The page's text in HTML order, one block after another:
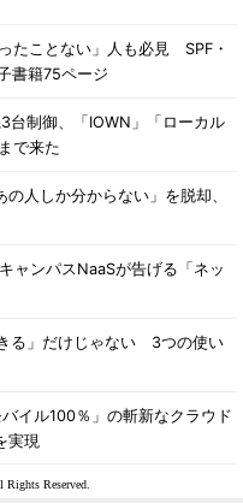
たことない」人も必見 SPF・
書籍75ページ
台制御、「IOWN」「ローカル
で来た
人しか分からない」を脱却、
ンパスNaaSが告げる「ネッ
る」だけじゃない 3つの使い
イル100％」の斬新なクラウド
実現
Reserved.